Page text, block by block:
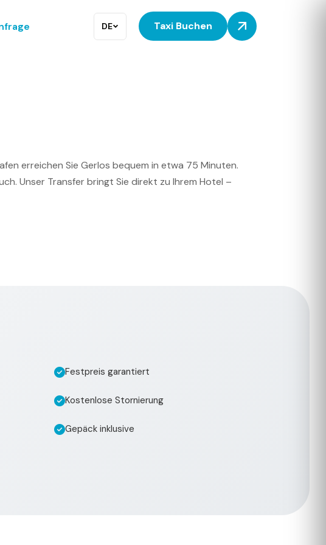
DE Taxi Buchen
erreichen Sie Gerlos bequem in etwa 75 Minuten.
Unser Transfer bringt Sie direkt zu Ihrem Hotel –
Festpreis garantiert
Kostenlose Stornierung
Gepäck inklusive